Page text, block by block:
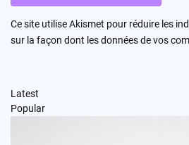
Ce site utilise Akismet pour réduire les
sur la façon dont les données de vos
Latest
Popular